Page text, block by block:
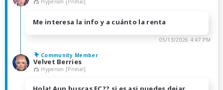
Hyperion [Primal]
Me interesa la info y a cuánto la renta
05/13/2026 4:47 PM
Community Member
Velvet Berries
Hyperion [Primal]